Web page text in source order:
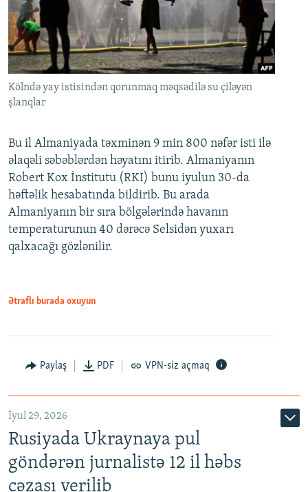
Kölndə yay istisindən qorunmaq məqsədilə su çiləyən
şlanqlar
Bu il Almaniyada təxminən 9 min 800 nəfər isti ilə
əlaqəli səbəblərdən həyatını itirib. Almaniyanın
Robert Kox İnstitutu (RKI) bunu iyulun 30-da
həftəlik hesabatında bildirib. Bu arada
Almaniyanın bir sıra bölgələrində havanın
temperaturunun 40 dərəcə Selsidən yuxarı
qalxacağı gözlənilir.
Ətraflı burada oxuyun
Paylaş PDF VPN-siz açmaq
İyul 29, 2026
Rusiyada Ukraynaya pul
göndərən jurnalistə 12 il həbs
cəzası verilib